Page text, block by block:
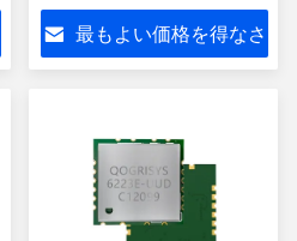
モジュールRTL8821CU
最もよい価格を得なさ